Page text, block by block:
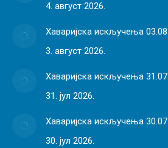
4. август 2026.
Хаваријска искључења
3. август 2026.
Хаваријска искључења
31. јул 2026.
Хаваријска искључења
30. јул 2026.